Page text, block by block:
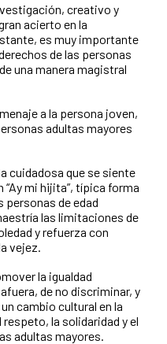
creativo y
acierto en la
es muy importante
de las personas
una manera magistral
a la persona joven,
adultas mayores
cuidadosa que se siente
mi hijita”, típica forma
personas de edad
las limitaciones de
y refuerza con
vejez.
la igualdad
de no discriminar, y
cambio cultural en la
la solidaridad y el
adultas mayores.